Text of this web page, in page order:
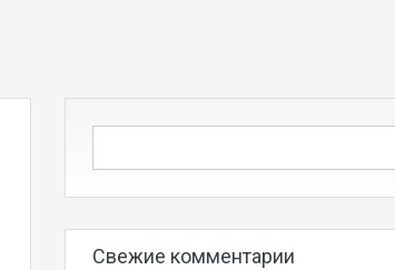
Свежие комментарии